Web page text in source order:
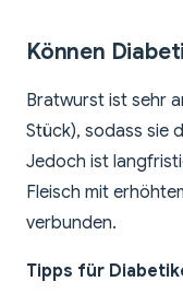
Können
Bratwurst ist sehr
Stück), sodass sie
Jedoch ist
Fleisch mit
verbunden.
Tipps für